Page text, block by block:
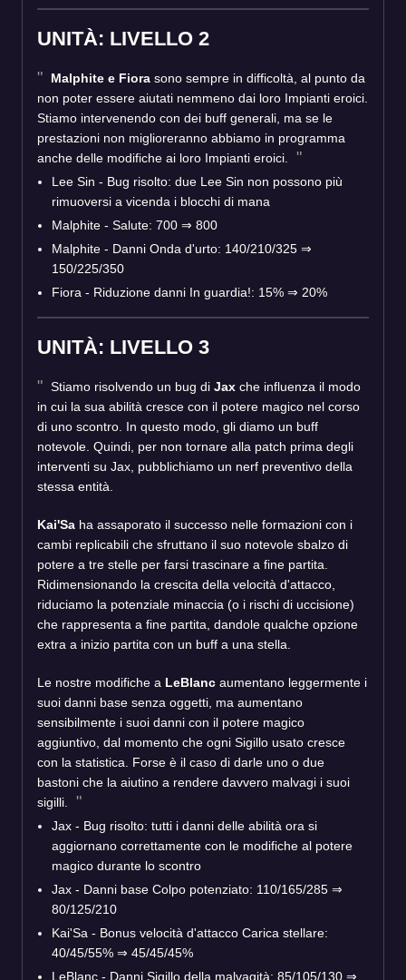
UNITÀ: LIVELLO 2
Malphite e Fiora sono sempre in difficoltà, al punto da
non poter essere aiutati nemmeno dai loro Impianti eroici.
Stiamo intervenendo con dei buff generali, ma se le
prestazioni non miglioreranno abbiamo in programma
anche delle modifiche ai loro Impianti eroici.
Lee Sin - Bug risolto: due Lee Sin non possono più
rimuoversi a vicenda i blocchi di mana
Malphite - Salute: 700 ⇒ 800
Malphite - Danni Onda d'urto: 140/210/325 ⇒
150/225/350
Fiora - Riduzione danni In guardia!: 15% ⇒ 20%
UNITÀ: LIVELLO 3
Stiamo risolvendo un bug di Jax che influenza il modo
in cui la sua abilità cresce con il potere magico nel corso
di uno scontro. In questo modo, gli diamo un buff
notevole. Quindi, per non tornare alla patch prima degli
interventi su Jax, pubblichiamo un nerf preventivo della
stessa entità.
Kai'Sa ha assaporato il successo nelle formazioni con i
cambi replicabili che sfruttano il suo notevole sbalzo di
potere a tre stelle per farsi trascinare a fine partita.
Ridimensionando la crescita della velocità d'attacco,
riduciamo la potenziale minaccia (o i rischi di uccisione)
che rappresenta a fine partita, dandole qualche opzione
extra a inizio partita con un buff a una stella.
Le nostre modifiche a LeBlanc aumentano leggermente i
suoi danni base senza oggetti, ma aumentano
sensibilmente i suoi danni con il potere magico
aggiuntivo, dal momento che ogni Sigillo usato cresce
con la statistica. Forse è il caso di darle uno o due
bastoni che la aiutino a rendere davvero malvagi i suoi
sigilli.
Jax - Bug risolto: tutti i danni delle abilità ora si
aggiornano correttamente con le modifiche al potere
magico durante lo scontro
Jax - Danni base Colpo potenziato: 110/165/285 ⇒
80/125/210
Kai'Sa - Bonus velocità d'attacco Carica stellare:
40/45/55% ⇒ 45/45/45%
LeBlanc - Danni Sigillo della malvagità: 85/105/130 ⇒